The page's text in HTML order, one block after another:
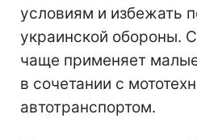
условиям и избежать
украинской обороны.
чаще применяет
в сочетании с
автотранспортом.